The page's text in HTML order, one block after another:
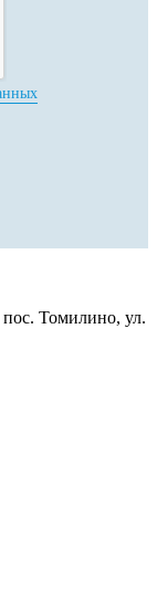
Томилино, ул.